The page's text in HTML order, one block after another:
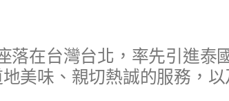
落在台灣台北，率先引進泰
美味、親切熱誠的服務，